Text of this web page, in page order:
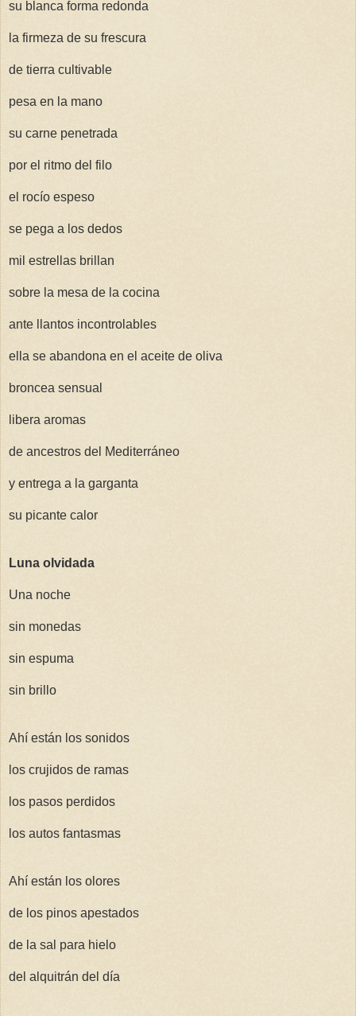
su blanca forma redonda
la firmeza de su frescura
de tierra cultivable
pesa en la mano
su carne penetrada
por el ritmo del filo
el rocío espeso
se pega a los dedos
mil estrellas brillan
sobre la mesa de la cocina
ante llantos incontrolables
ella se abandona en el aceite de oliva
broncea sensual
libera aromas
de ancestros del Mediterráneo
y entrega a la garganta
su picante calor
Luna olvidada
Una noche
sin monedas
sin espuma
sin brillo
Ahí están los sonidos
los crujidos de ramas
los pasos perdidos
los autos fantasmas
Ahí están los olores
de los pinos apestados
de la sal para hielo
del alquitrán del día